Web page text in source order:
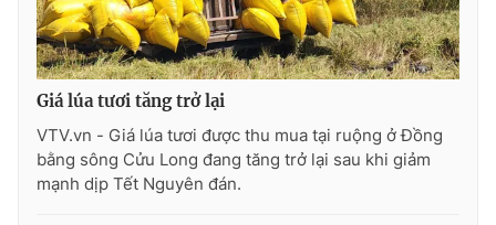
Ðiện thoại Thời báo VTV:024.66 897 897
Email:toasoan@vtv.vn
Liên hệ quảng cáo:024-7300.7108
Giá lúa tươi tăng trở lại
VTV.vn - Giá lúa tươi được thu mua tại ruộng ở Đồng
bằng sông Cửu Long đang tăng trở lại sau khi giảm
mạnh dịp Tết Nguyên đán.